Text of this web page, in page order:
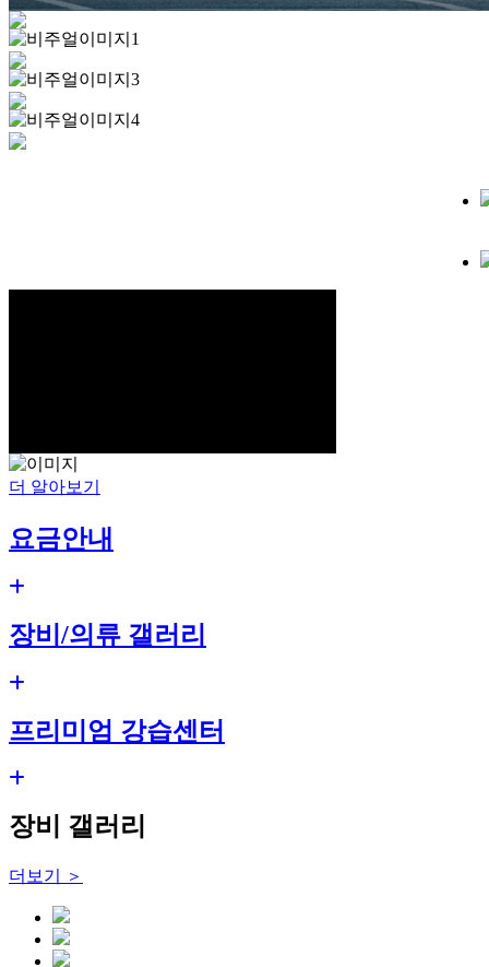
더 알아보기
요금안내
장비/의류 갤러리
프리미엄 강습센터
장비 갤러리
더보기 ＞